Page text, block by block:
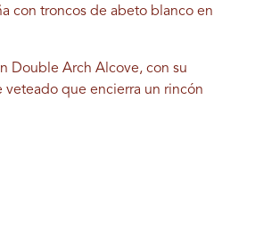
con troncos de abeto blanco en
Double Arch Alcove, con su
veteado que encierra un rincón